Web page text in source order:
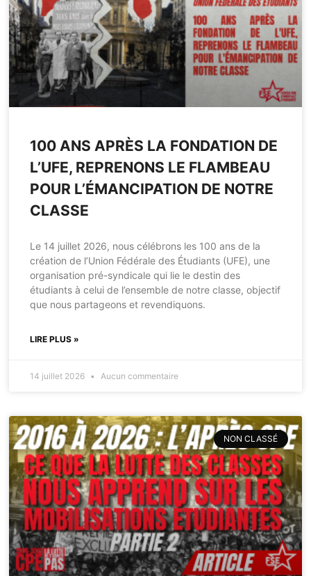
100 ANS APRÈS LA FONDATION DE
L’UFE, REPRENONS LE FLAMBEAU
POUR L’ÉMANCIPATION DE NOTRE
CLASSE
Le 14 juillet 2026, nous célébrons les 100 ans de la
création de l’Union Fédérale des Étudiants (UFE), une
organisation pré-syndicale qui lie le destin des
étudiants à celui de l’ensemble de notre classe, objectif
que nous partageons et revendiquons.
LIRE PLUS »
14 juillet 2026 Aucun commentaire
NON CLASSÉ